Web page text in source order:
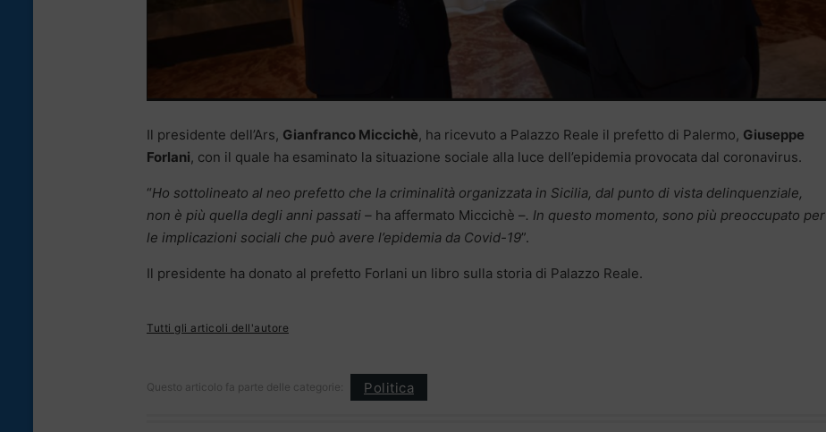
Il presidente dell’Ars, Gianfranco Miccichè, ha ricevuto a Palazzo Reale il prefetto di Palermo, Giuseppe
Forlani, con il quale ha esaminato la situazione sociale alla luce dell’epidemia provocata dal coronavirus.
“Ho sottolineato al neo prefetto che la criminalità organizzata in Sicilia, dal punto di vista delinquenziale,
non è più quella degli anni passati – ha affermato Miccichè –. In questo momento, sono più preoccupato per
le implicazioni sociali che può avere l’epidemia da Covid-19”.
Il presidente ha donato al prefetto Forlani un libro sulla storia di Palazzo Reale.
Tutti gli articoli dell'autore
Questo articolo fa parte delle categorie: Politica